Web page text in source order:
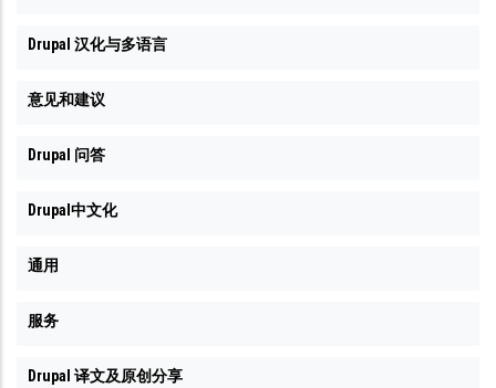
Drupal 汉化与多语言
意见和建议
Drupal 问答
Drupal中文化
通用
服务
Drupal 译文及原创分享